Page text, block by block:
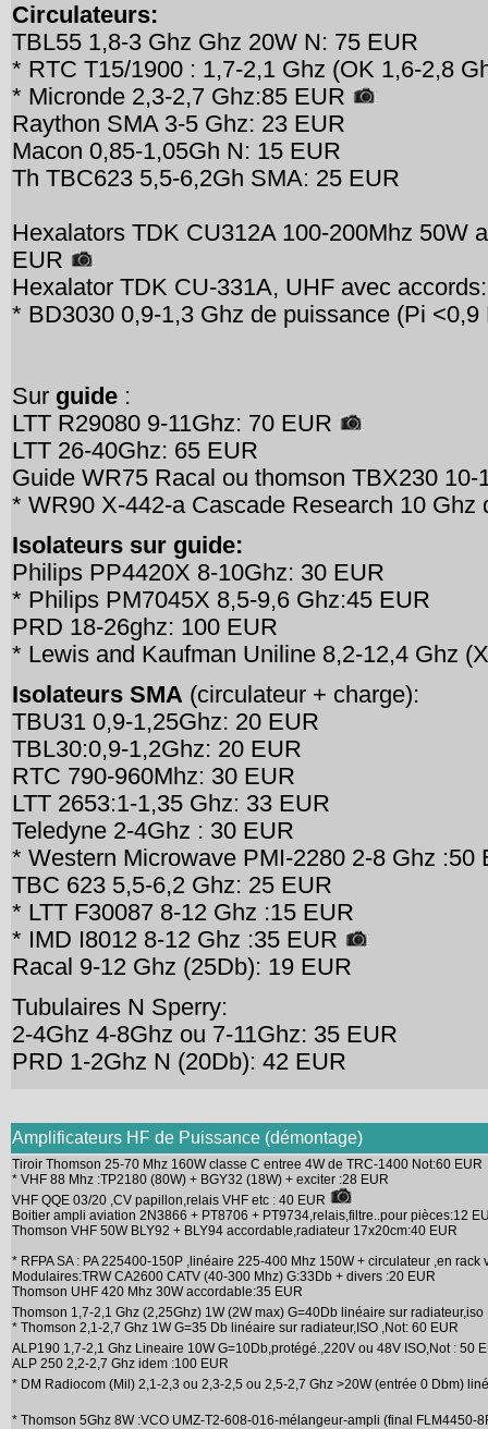
Circulateurs:
TBL55 1,8-3 Ghz Ghz 20W N: 75 EUR
* RTC T15/1900 : 1,7-2,1 Ghz (OK 1,6-2,8
* Micronde 2,3-2,7 Ghz:85 EUR
Raython SMA 3-5 Ghz: 23 EUR
Macon 0,85-1,05Gh N: 15 EUR
Th TBC623 5,5-6,2Gh SMA: 25 EUR
Hexalators TDK CU312A 100-200Mhz 50W
EUR
Hexalator TDK CU-331A, UHF avec
* BD3030 0,9-1,3 Ghz de puissance (Pi
Sur guide :
LTT R29080 9-11Ghz: 70 EUR
LTT 26-40Ghz: 65 EUR
Guide WR75 Racal ou thomson TBX230
* WR90 X-442-a Cascade Research 10 Ghz
Isolateurs sur guide:
Philips PP4420X 8-10Ghz: 30 EUR
* Philips PM7045X 8,5-9,6 Ghz:45 EUR
PRD 18-26ghz: 100 EUR
* Lewis and Kaufman Uniline 8,2-12,4 Ghz
Isolateurs SMA (circulateur + charge):
TBU31 0,9-1,25Ghz: 20 EUR
TBL30:0,9-1,2Ghz: 20 EUR
RTC 790-960Mhz: 30 EUR
LTT 2653:1-1,35 Ghz: 33 EUR
Teledyne 2-4Ghz : 30 EUR
* Western Microwave PMI-2280 2-8 Ghz :50
TBC 623 5,5-6,2 Ghz: 25 EUR
* LTT F30087 8-12 Ghz :15 EUR
* IMD I8012 8-12 Ghz :35 EUR
Racal 9-12 Ghz (25Db): 19 EUR
Tubulaires N Sperry:
2-4Ghz 4-8Ghz ou 7-11Ghz: 35 EUR
PRD 1-2Ghz N (20Db): 42 EUR
Amplificateurs HF de Puissance (démontage)
Tiroir Thomson 25-70 Mhz 160W classe C entree 4W de TRC-1400 Not:60 EUR
* VHF 88 Mhz :TP2180 (80W) + BGY32 (18W) + exciter :28 EUR
VHF QQE 03/20 ,CV papillon,relais VHF etc : 40 EUR
Boitier ampli aviation 2N3866 + PT8706 + PT9734,relais,filtre..pour pièces:12
Thomson VHF 50W BLY92 + BLY94 accordable,radiateur 17x20cm:40 EUR
* RFPA SA : PA 225400-150P ,linéaire 225-400 Mhz 150W + circulateur ,en rack
Modulaires:TRW CA2600 CATV (40-300 Mhz) G:33Db + divers :20 EUR
Thomson UHF 420 Mhz 30W accordable:35 EUR
Thomson 1,7-2,1 Ghz (2,25Ghz) 1W (2W max) G=40Db linéaire sur
* Thomson 2,1-2,7 Ghz 1W G=35 Db linéaire sur radiateur,ISO ,Not: 60 EUR
ALP190 1,7-2,1 Ghz Lineaire 10W G=10Db,protégé.,220V ou 48V ISO,Not : 50
ALP 250 2,2-2,7 Ghz idem :100 EUR
* DM Radiocom (Mil) 2,1-2,3 ou 2,3-2,5 ou 2,5-2,7 Ghz >20W (entrée 0 Dbm)
* Thomson 5Ghz 8W :VCO UMZ-T2-608-016-mélangeur-ampli (final FLM4450-